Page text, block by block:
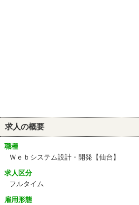
求人の概要
職種
Ｗｅｂシステム設計・開発【仙台】
求人区分
フルタイム
雇用形態